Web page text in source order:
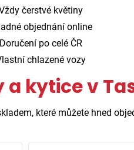
čerstvé květiny
objednání online
Doručení po celé ČR
chlazené vozy
a kytice v
které můžete hned